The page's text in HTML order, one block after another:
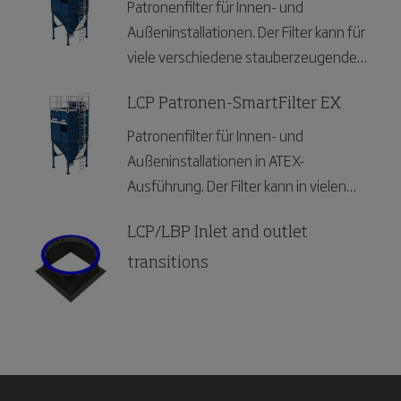
Patronenfilter für Innen- und
Außeninstallationen. Der Filter kann für
viele verschiedene stauberzeugende
LCP Patronen-SmartFilter EX
Patronenfilter für Innen- und
Außeninstallationen in ATEX-
Ausführung. Der Filter kann in vielen
Industrien eingesetzt werden.
LCP/LBP Inlet and outlet
transitions